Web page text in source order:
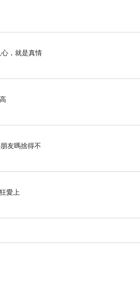
天神，之所住止。諸比丘，須彌
之所莊嚴，曲臨海上。諸比丘，
喜端正，其樹皆以金銀琉璃，頗
苑等并諸池沼，池出妙華眾雜香
多羅行樹可喜齊平，周匝端正，
二十由旬，七重牆壁，乃至諸鳥
王宮殿。諸比丘，須彌山上，
天向上一倍，有化樂諸天宮殿住
間，有魔波旬諸宮殿住。倍梵身
眾生所居。倍不麤上有不惱天，
處天，無邊識處天，無所有處天
是世界中諸眾生輩，有生老死
人面還似地形。諸比丘，須彌山
千由旬，北廣南狹狀如車箱，
天頗梨所成，照彼瞿陀尼洲。南
，就是真情
友嗎捨得不
愛上